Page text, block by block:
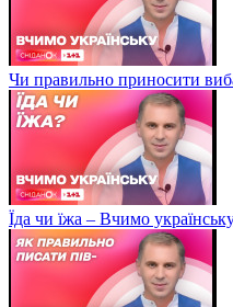
Чи правильно приносити
Їда чи їжа – Вчимо